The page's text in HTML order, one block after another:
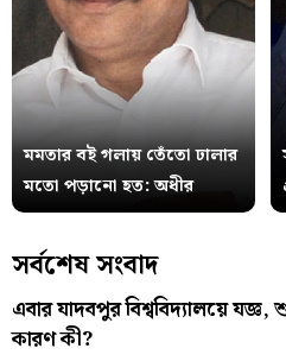
মমতার বই গলায় তেঁতো ঢালার
মতো পড়ানো হত: অধীর
সর্বশেষ সংবাদ
এবার যাদবপুর বিশ্ববিদ্যালয়ে
কারণ কী?